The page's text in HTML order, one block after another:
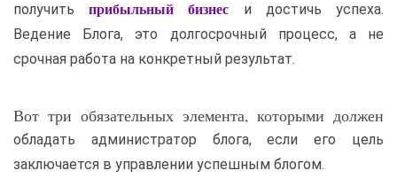
получитьприбыльный бизнес и достичь успеха.
Ведение Блога, это долгосрочный процесс, а не
срочная работа на конкретный результат.
Вот три обязательных элемента, которыми должен
обладать администратор блога, если его цель
заключается в управлении успешным блогом.